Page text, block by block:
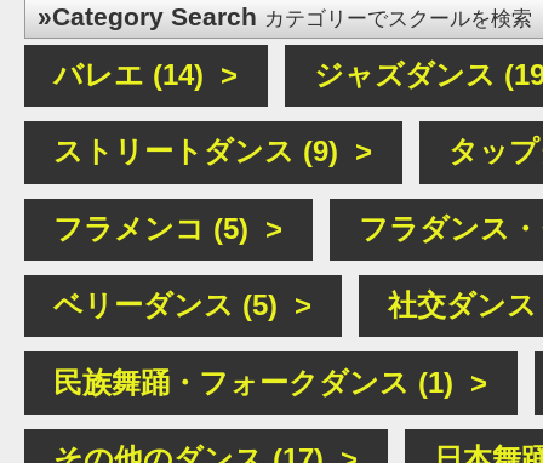
»Category Search カテゴリーでスクールを検索
バレエ (14) > ジャズダンス
ストリートダンス (9) > タッ
フラメンコ (5) > フラダンス
ベリーダンス (5) > 社交ダン
民族舞踊・フォークダンス (1) >